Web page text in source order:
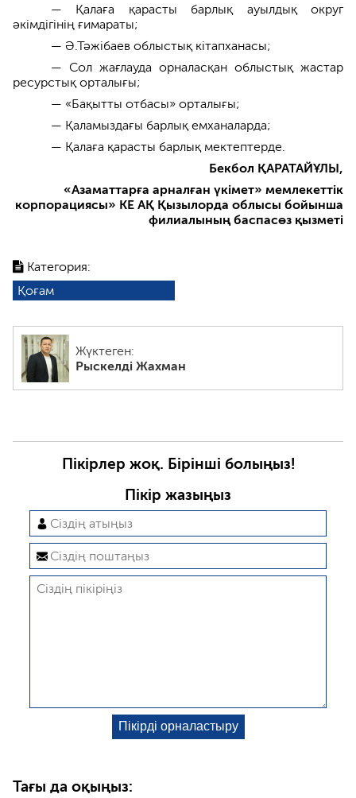
Категория:
Қоғам
Жүктеген:
Рыскелді Жахман
— Қалаға қарасты барлық ауылдық округ
әкімдігінің ғимараты;
— Ә.Тәжібаев облыстық кітапханасы;
— Сол жағлауда орналасқан облыстық жастар
ресурстық орталығы;
— «Бақытты отбасы» орталығы;
— Қаламыздағы барлық емханаларда;
— Қалаға қарасты барлық мектептерде.
Бекбол ҚАРАТАЙҰЛЫ,
«Азаматтарға арналған үкімет» мемлекеттік
корпорациясы» КЕ АҚ Қызылорда облысы бойынша
филиалының баспасөз қызметі
Пікірлер жоқ. Бірінші болыңыз!
Пікір жазыңыз
Тағы да оқыңыз: